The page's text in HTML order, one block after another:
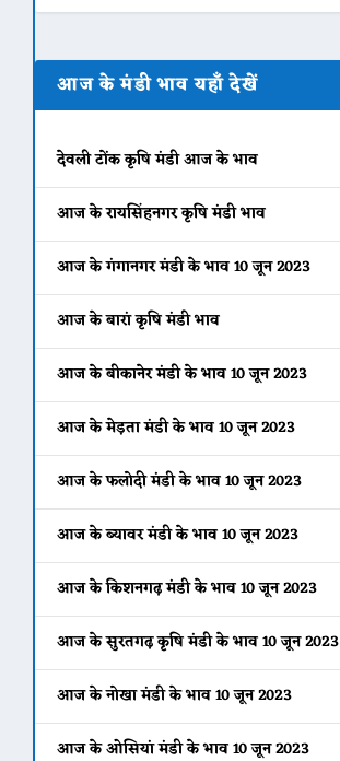
आज के मंडी भाव यहाँ देखें
देवली टोंक कृषि मंडी आज के भाव
आज के रायसिंहनगर कृषि मंडी भाव
आज के गंगानगर मंडी के भाव 10 जून 2023
आज के बारां कृषि मंडी भाव
आज के बीकानेर मंडी के भाव 10 जून 2023
आज के मेड़ता मंडी के भाव 10 जून 2023
आज के फलोदी मंडी के भाव 10 जून 2023
आज के ब्यावर मंडी के भाव 10 जून 2023
आज के किशनगढ़ मंडी के भाव 10 जून 2023
आज के सुरतगढ़ कृषि मंडी के भाव 10 जून 2023
आज के नोखा मंडी के भाव 10 जून 2023
आज के ओसियां मंडी के भाव 10 जून 2023